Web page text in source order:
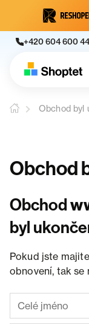
+420 604 600
Obchod byl
Obchod
Obchod
byl
Pokud jste
obnovení, tak se